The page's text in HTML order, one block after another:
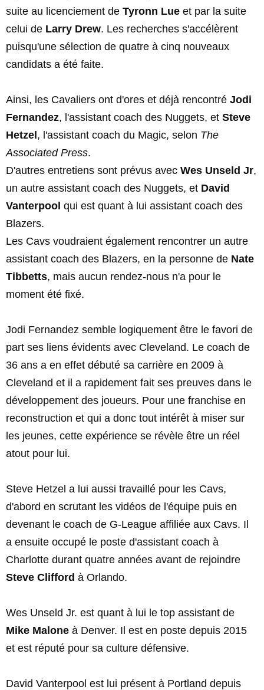
suite au licenciement de Tyronn Lue et par la suite
celui de Larry Drew. Les recherches s'accélèrent
puisqu'une sélection de quatre à cinq nouveaux
candidats a été faite.
Ainsi, les Cavaliers ont d'ores et déjà rencontré Jodi
Fernandez, l'assistant coach des Nuggets, et Steve
Hetzel , l'assistant coach du Magic, selon The
Associated Press.
D'autres entretiens sont prévus avec Wes Unseld Jr,
un autre assistant coach des Nuggets, et David
Vanterpool qui est quant à lui assistant coach des
Blazers.
Les Cavs voudraient également rencontrer un autre
assistant coach des Blazers, en la personne de Nate
Tibbetts, mais aucun rendez-nous n'a pour le
moment été fixé.
Jodi Fernandez semble logiquement être le favori de
part ses liens évidents avec Cleveland. Le coach de
36 ans a en effet débuté sa carrière en 2009 à
Cleveland et il a rapidement fait ses preuves dans le
développement des joueurs. Pour une franchise en
reconstruction et qui a donc tout intérêt à miser sur
les jeunes, cette expérience se révèle être un réel
atout pour lui.
Steve Hetzel a lui aussi travaillé pour les Cavs,
d'abord en scrutant les vidéos de l'équipe puis en
devenant le coach de G-League affiliée aux Cavs. Il
a ensuite occupé le poste d'assistant coach à
Charlotte durant quatre années avant de rejoindre
Steve Clifford à Orlando.
Wes Unseld Jr. est quant à lui le top assistant de
Mike Malone à Denver. Il est en poste depuis 2015
et est réputé pour sa culture défensive.
David Vanterpool est lui présent à Portland depuis